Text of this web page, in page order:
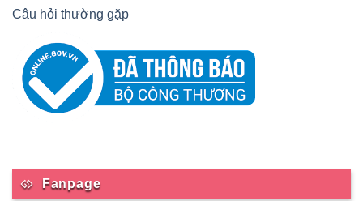
Câu hỏi thường gặp
Fanpage